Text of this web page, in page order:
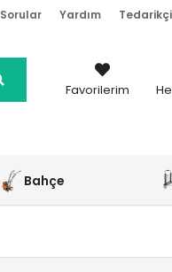
Yardım
Favorilerim
Bahçe